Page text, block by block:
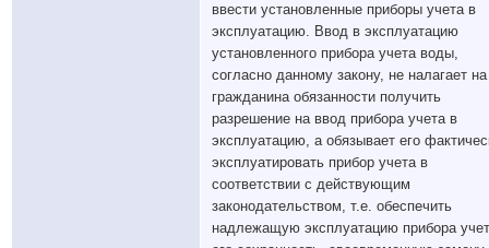
ввести установленные приборы учета в
эксплуатацию. Ввод в эксплуатацию
установленного прибора учета воды,
согласно данному закону, не налагает на
гражданина обязанности получить
разрешение на ввод прибора учета в
эксплуатацию, а обязывает его
эксплуатировать прибор учета в
соответствии с действующим
законодательством, т.е. обеспечить
надлежащую эксплуатацию прибора